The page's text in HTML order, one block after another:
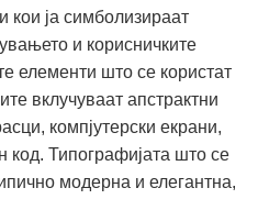
кои ја симболизираат
и корисничките
елементи што се користат
вклучуваат апстрактни
компјутерски екрани,
код. Типографијата што се
модерна и елегантна,